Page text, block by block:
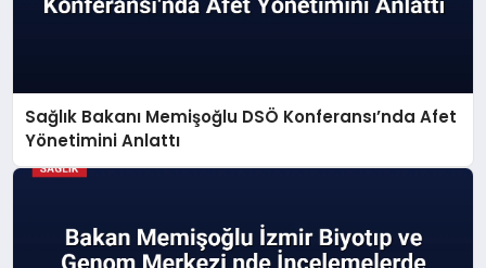
Sağlık Bakanı Memişoğlu DSÖ Konferansı’nda Afet
Yönetimini Anlattı